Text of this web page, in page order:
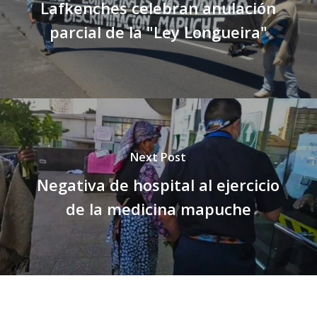
Lafkenches celebran anulación
parcial de la "Ley Longueira"
Next Post
Negativa de hospital al ejercicio
de la medicina mapuche